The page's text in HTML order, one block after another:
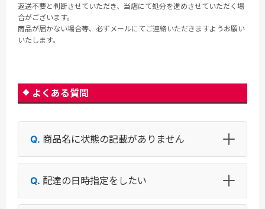
返送不要と判断させていただき、当店にて処分を進めさせていただく場
合がございます。
商品が届かない場合等、必ずメールにてご連絡いただきますようお願い
いたします。
よくある質問
商品名に状態の記載がありません
配達の日時指定をしたい